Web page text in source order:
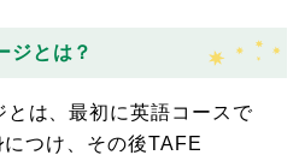
ジとは？
は、最初に英語コースで
につけ、その後TAFE